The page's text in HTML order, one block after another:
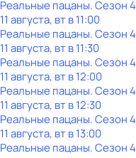
Реальные пацаны. Сезон 4
11 августа, вт в 11:00
Реальные пацаны. Сезон 4
11 августа, вт в 11:30
Реальные пацаны. Сезон 4
11 августа, вт в 12:00
Реальные пацаны. Сезон 4
11 августа, вт в 12:30
Реальные пацаны. Сезон 4
11 августа, вт в 13:00
Реальные пацаны. Сезон 4